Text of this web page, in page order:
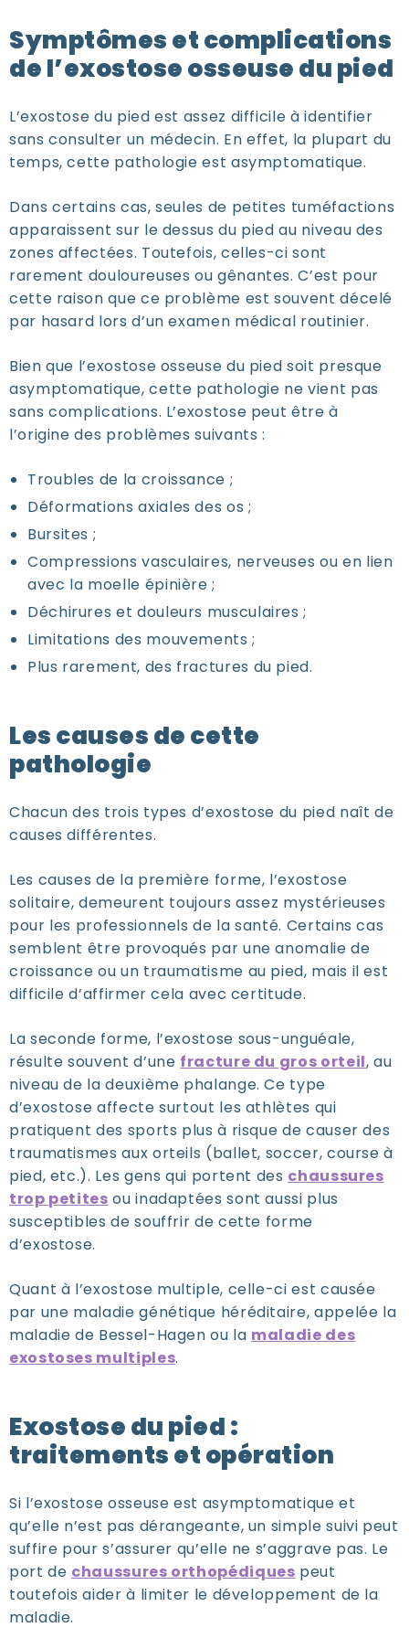
Symptômes et complications
de l’exostose osseuse du pied
L’exostose du pied est assez difficile à identifier
sans consulter un médecin. En effet, la plupart du
temps, cette pathologie est asymptomatique.
Dans certains cas, seules de petites tuméfactions
apparaissent sur le dessus du pied au niveau des
zones affectées. Toutefois, celles-ci sont
rarement douloureuses ou gênantes. C’est pour
cette raison que ce problème est souvent décelé
par hasard lors d’un examen médical routinier.
Bien que l’exostose osseuse du pied soit presque
asymptomatique, cette pathologie ne vient pas
sans complications. L’exostose peut être à
l’origine des problèmes suivants :
Troubles de la croissance ;
Déformations axiales des os ;
Bursites ;
Compressions vasculaires, nerveuses ou en lien
avec la moelle épinière ;
Déchirures et douleurs musculaires ;
Limitations des mouvements ;
Plus rarement, des fractures du pied.
Les causes de cette
pathologie
Chacun des trois types d’exostose du pied naît de
causes différentes.
Les causes de la première forme, l’exostose
solitaire, demeurent toujours assez mystérieuses
pour les professionnels de la santé. Certains cas
semblent être provoqués par une anomalie de
croissance ou un traumatisme au pied, mais il est
difficile d’affirmer cela avec certitude.
La seconde forme, l’exostose sous-unguéale,
résulte souvent d’une fracture du gros orteil, au
niveau de la deuxième phalange. Ce type
d’exostose affecte surtout les athlètes qui
pratiquent des sports plus à risque de causer des
traumatismes aux orteils (ballet, soccer, course à
pied, etc.). Les gens qui portent des chaussures
trop petites ou inadaptées sont aussi plus
susceptibles de souffrir de cette forme
d’exostose.
Quant à l’exostose multiple, celle-ci est causée
par une maladie génétique héréditaire, appelée la
maladie de Bessel-Hagen ou la maladie des
exostoses multiples.
Exostose du pied :
traitements et opération
Si l’exostose osseuse est asymptomatique et
qu’elle n’est pas dérangeante, un simple suivi peut
suffire pour s’assurer qu’elle ne s’aggrave pas. Le
port de chaussures orthopédiques peut
toutefois aider à limiter le développement de la
maladie.